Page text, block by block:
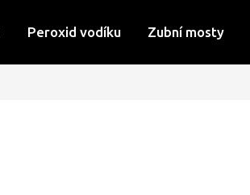
Peroxid vodíku Zubní mosty